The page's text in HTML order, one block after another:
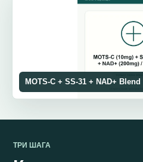
MOTS-C + SS-31 + NAD+ Blend
ТРИ ШАГА